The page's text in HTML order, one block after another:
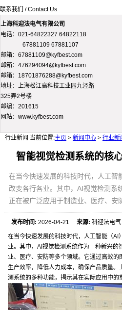
联系我们 / Contact Us
上海科迎法电气有限公司
电话：021-64822327 64822118
67881109 67881107
邮箱：67881109@kyfbest.com
邮箱：476294094@kyfbest.com
邮箱：18701876288@kyfbest.com
地址：上海松江高科技工业园九泾路
325弄2号楼
邮编：201615
网站：www.kyfbest.com
行业新闻 当前位置:主页 > 新闻中心 > 行业新
智能视觉检测系统的核
在当今快速发展的科技时代，人工智
改变各行各业。其中，AI视觉检测系
正在被广泛应用于制造业、医疗、安
发布时间: 2026-04-21来源: 科迎法
在当今快速发展的科技时代，人工智能（AI
业。其中，AI视觉检测系统作为一种新兴的
业、医疗、安防等多个领域。它通过高效
生产效率，降低人力成本，确保产品质量
测系统的多种功能，揭示其在实际应用中的